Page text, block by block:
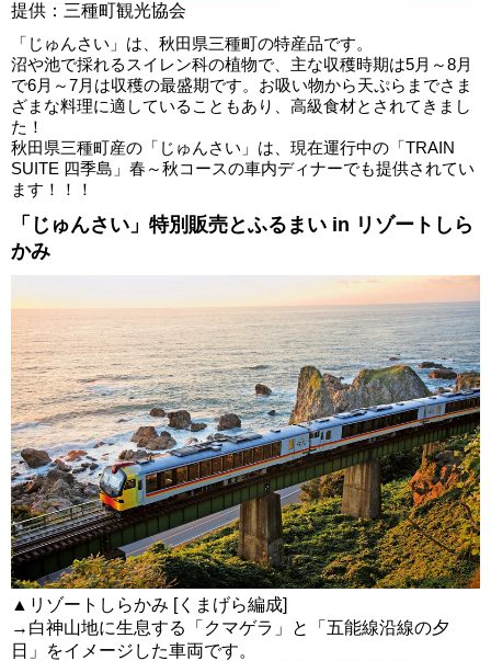
提供：三種町観光協会
「じゅんさい」は、秋田県三種町の特産品です。
沼や池で採れるスイレン科の植物で、主な収穫時期は5月～8月
で6月～7月は収穫の最盛期です。お吸い物から天ぷらまでさま
ざまな料理に適していることもあり、高級食材とされてきまし
た！
秋田県三種町産の「じゅんさい」は、現在運行中の「TRAIN
SUITE 四季島」春～秋コースの車内ディナーでも提供されてい
ます！！！
「じゅんさい」特別販売とふるまい in リゾートしら
かみ
▲リゾートしらかみ [くまげら編成]
→白神山地に生息する「クマゲラ」と「五能線沿線の夕
日」をイメージした車両です。